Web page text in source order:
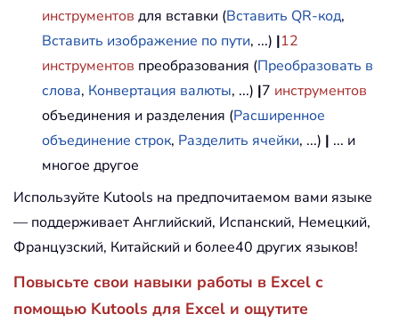
инструментов для вставки (Вставить QR-код,
Вставить изображение по пути, ...) |12
инструментов преобразования (Преобразовать в
слова, Конвертация валюты, ...) |7 инструментов
объединения и разделения (Расширенное
объединение строк, Разделить ячейки, ...) | ... и
многое другое
Используйте Kutools на предпочитаемом вами языке
— поддерживает Английский, Испанский, Немецкий,
Французский, Китайский и более40 других языков!
Повысьте свои навыки работы в Excel с
помощью Kutools для Excel и ощутите